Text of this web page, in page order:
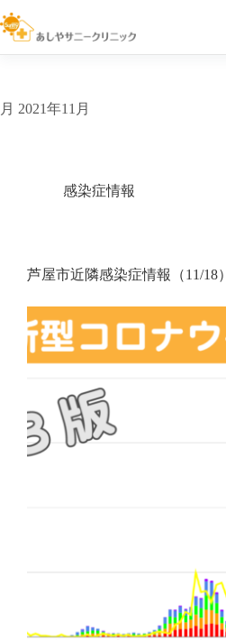
ン
テ
へ
月 2021年11月
感染症情報
芦屋市近隣感染症情報（11/18）